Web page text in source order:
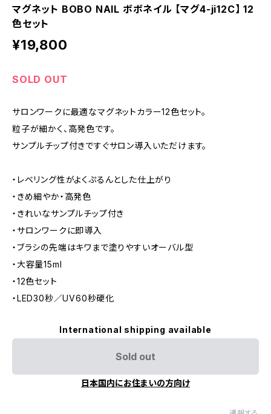
マグネット BOBO NAIL ボボネイル 【マグ4-ji12C】 12
色セット
¥19,800
SOLD OUT
サロンワークに最適なマグネットカラー12色セット。
粒子が細かく、高発色です。
サンプルチップ付きですぐサロン導入いただけます。
・レベリング性がよくぷるんとした仕上がり
・きめ細やか・高発色
・きれいなサンプルチップ付き
・サロンワークに即導入
・ブラシの先端はキワまで塗りやすいオーバル型
・大容量15ml
・12色セット
・LED30秒／UV60秒硬化
International shipping available
Sold out
日本国内にお住まいの方向け